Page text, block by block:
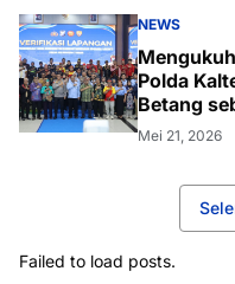
NEWS
Polda
Betang
Mei 21, 2026
Failed to load posts.